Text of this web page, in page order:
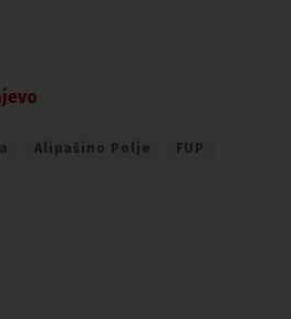
Alipašino Polje FUP